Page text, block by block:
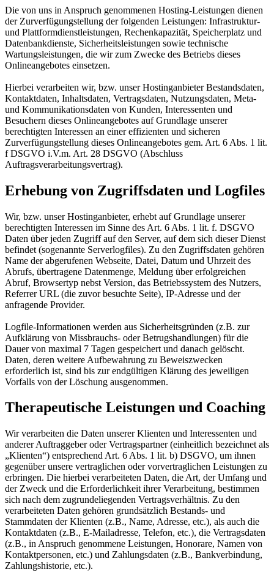
Die von uns in Anspruch genommenen Hosting-Leistungen dienen
der Zurverfügungstellung der folgenden Leistungen: Infrastruktur-
und Plattformdienstleistungen, Rechenkapazität, Speicherplatz und
Datenbankdienste, Sicherheitsleistungen sowie technische
Wartungsleistungen, die wir zum Zwecke des Betriebs dieses
Onlineangebotes einsetzen.
Hierbei verarbeiten wir, bzw. unser Hostinganbieter Bestandsdaten,
Kontaktdaten, Inhaltsdaten, Vertragsdaten, Nutzungsdaten, Meta-
und Kommunikationsdaten von Kunden, Interessenten und
Besuchern dieses Onlineangebotes auf Grundlage unserer
berechtigten Interessen an einer effizienten und sicheren
Zurverfügungstellung dieses Onlineangebotes gem. Art. 6 Abs. 1 lit.
f DSGVO i.V.m. Art. 28 DSGVO (Abschluss
Auftragsverarbeitungsvertrag).
Erhebung von Zugriffsdaten und Logfiles
Wir, bzw. unser Hostinganbieter, erhebt auf Grundlage unserer
berechtigten Interessen im Sinne des Art. 6 Abs. 1 lit. f. DSGVO
Daten über jeden Zugriff auf den Server, auf dem sich dieser Dienst
befindet (sogenannte Serverlogfiles). Zu den Zugriffsdaten gehören
Name der abgerufenen Webseite, Datei, Datum und Uhrzeit des
Abrufs, übertragene Datenmenge, Meldung über erfolgreichen
Abruf, Browsertyp nebst Version, das Betriebssystem des Nutzers,
Referrer URL (die zuvor besuchte Seite), IP-Adresse und der
anfragende Provider.
Logfile-Informationen werden aus Sicherheitsgründen (z.B. zur
Aufklärung von Missbrauchs- oder Betrugshandlungen) für die
Dauer von maximal 7 Tagen gespeichert und danach gelöscht.
Daten, deren weitere Aufbewahrung zu Beweiszwecken
erforderlich ist, sind bis zur endgültigen Klärung des jeweiligen
Vorfalls von der Löschung ausgenommen.
Therapeutische Leistungen und Coaching
Wir verarbeiten die Daten unserer Klienten und Interessenten und
anderer Auftraggeber oder Vertragspartner (einheitlich bezeichnet als
„Klienten“) entsprechend Art. 6 Abs. 1 lit. b) DSGVO, um ihnen
gegenüber unsere vertraglichen oder vorvertraglichen Leistungen zu
erbringen. Die hierbei verarbeiteten Daten, die Art, der Umfang und
der Zweck und die Erforderlichkeit ihrer Verarbeitung, bestimmen
sich nach dem zugrundeliegenden Vertragsverhältnis. Zu den
verarbeiteten Daten gehören grundsätzlich Bestands- und
Stammdaten der Klienten (z.B., Name, Adresse, etc.), als auch die
Kontaktdaten (z.B., E-Mailadresse, Telefon, etc.), die Vertragsdaten
(z.B., in Anspruch genommene Leistungen, Honorare, Namen von
Kontaktpersonen, etc.) und Zahlungsdaten (z.B., Bankverbindung,
Zahlungshistorie, etc.).